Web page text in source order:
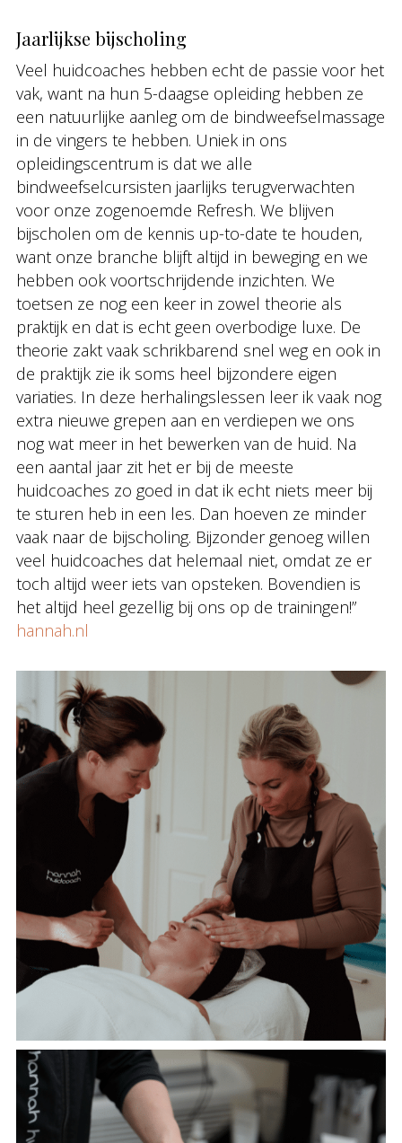
Jaarlijkse bijscholing
Veel huidcoaches hebben echt de passie voor het
vak, want na hun 5-daagse opleiding hebben ze
een natuurlijke aanleg om de bindweefselmassage
in de vingers te hebben. Uniek in ons
opleidingscentrum is dat we alle
bindweefselcursisten jaarlijks terugverwachten
voor onze zogenoemde Refresh. We blijven
bijscholen om de kennis up-to-date te houden,
want onze branche blijft altijd in beweging en we
hebben ook voortschrijdende inzichten. We
toetsen ze nog een keer in zowel theorie als
praktijk en dat is echt geen overbodige luxe. De
theorie zakt vaak schrikbarend snel weg en ook in
de praktijk zie ik soms heel bijzondere eigen
variaties. In deze herhalingslessen leer ik vaak nog
extra nieuwe grepen aan en verdiepen we ons
nog wat meer in het bewerken van de huid. Na
een aantal jaar zit het er bij de meeste
huidcoaches zo goed in dat ik echt niets meer bij
te sturen heb in een les. Dan hoeven ze minder
vaak naar de bijscholing. Bijzonder genoeg willen
veel huidcoaches dat helemaal niet, omdat ze er
toch altijd weer iets van opsteken. Bovendien is
het altijd heel gezellig bij ons op de trainingen!”
hannah.nl